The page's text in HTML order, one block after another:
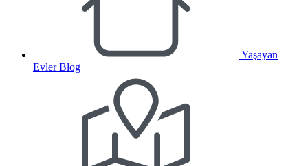
Yaşayan
Evler Blog